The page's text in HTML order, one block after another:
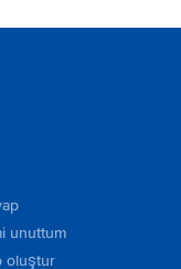
unuttum
oluştur